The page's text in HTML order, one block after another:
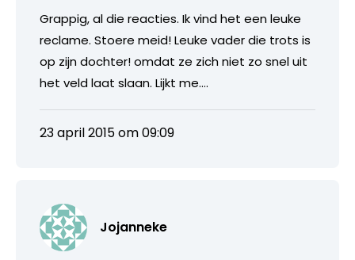
Grappig, al die reacties. Ik vind het een leuke
reclame. Stoere meid! Leuke vader die trots is
op zijn dochter! omdat ze zich niet zo snel uit
het veld laat slaan. Lijkt me….
23 april 2015 om 09:09
Jojanneke